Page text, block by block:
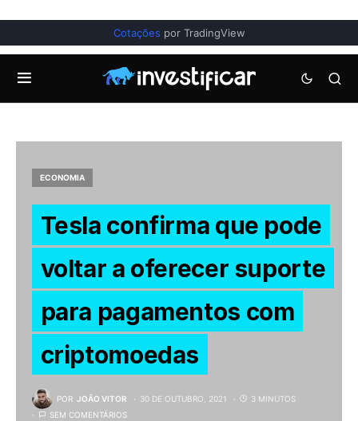
Cotações por TradingView
ECONOMIA
Tesla confirma que pode
voltar a oferecer suporte
para pagamentos com
criptomoedas
POR JOÃO VITOR 30 DE OUTUBRO, 2021
3 MINUTOS
SEM COMENTÁRIOS